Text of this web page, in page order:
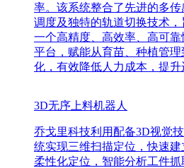
率。该系统整合了先进的多
调度及独特的轨道切换技术
一个高精度、高效率、高可
平台，赋能从育苗、种植管
化，有效降低人力成本，提升
3D无序上料机器人
乔戈里科技利用配备3D视觉
统实现三维扫描定位，快速
柔性化定位，智能分析工件